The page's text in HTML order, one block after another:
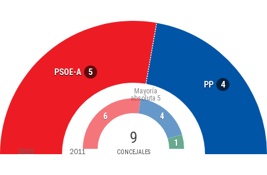
PSOE-A 5
PP 4
9
CONCEJALES
Mayoría
absoluta 5
6 4
1
2015 2011